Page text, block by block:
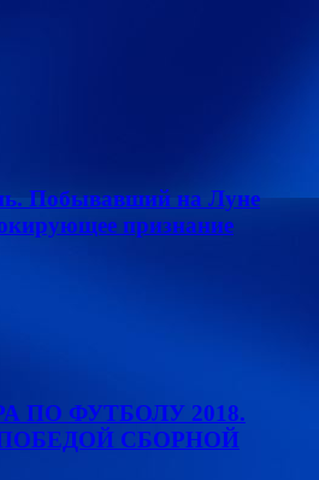
Побывавший на Луне
признание
ПО ФУТБОЛУ 2018.
СБОРНОЙ